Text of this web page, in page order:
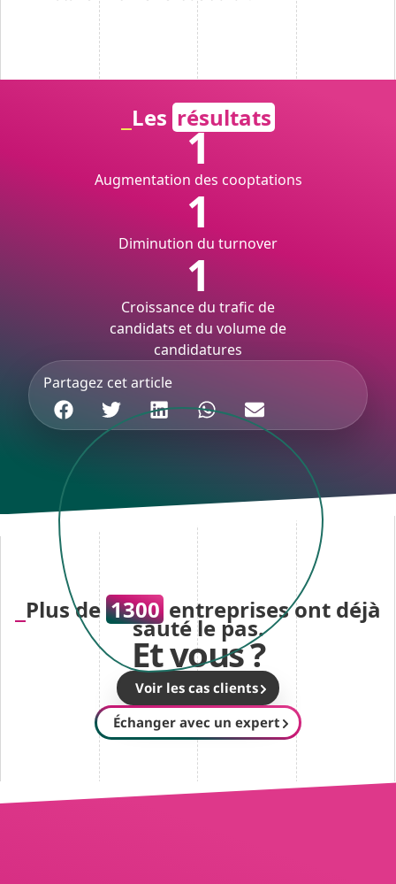
Les résultats
Augmentation des cooptations
1
Diminution du turnover
1
Croissance du trafic de
candidats et du volume de
candidatures
1
Partagez cet article
Plus de 1300 entreprises ont déjà
sauté le pas.
Et vous ?
Voir les cas clients
Échanger avec un expert